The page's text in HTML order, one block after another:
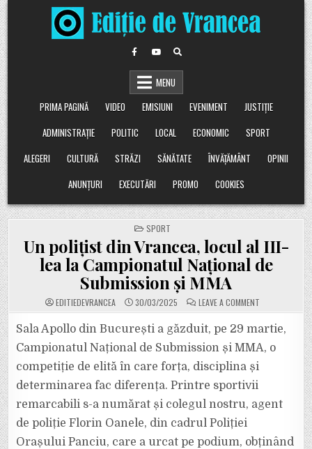
Skip
to
content
MENU
PRIMA PAGINĂ
VIDEO EMISIUNI EVENIMENT
JUSTIȚIE
ADMINISTRAȚIE
POLITIC LOCAL ECONOMIC
SPORT
ALEGERI
CULTURĂ STRĂZI SĂNĂTATE ÎNVĂȚĂMÂNT
OPINII
ANUNȚURI
EXECUTĂRI PROMO COOKIES
POSTED
IN
SPORT
Un polițist din Vrancea, locul al III-
lea la Campionatul Național de
Submission și MMA
EDITIEDEVRANCEA 30/03/2025 LEAVE A COMMENT
UN
DIN
VRANCEA,
LOCUL
AL
CAMPIONATUL
DE
SUBMISSION
Sala Apollo din București a găzduit, pe 29 martie,
Campionatul Național de Submission și MMA, o
competiție de elită în care forța, disciplina și
determinarea fac diferența. Printre sportivii
remarcabili s-a numărat și colegul nostru, agent
de poliție Florin Oanele, din cadrul Poliției
Orașului Panciu, care a urcat pe podium, obținând